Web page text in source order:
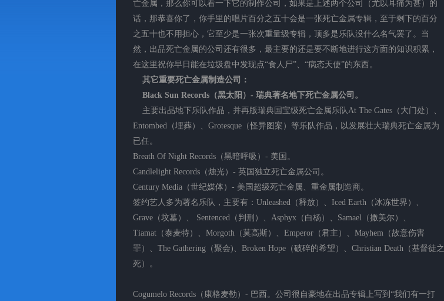
亡金属，那么你可以看一下它的制作公司，如果是上述两个公司（尤以耳痛为甚）的
话，那恭喜你了，你手里的唱片百分之五十会是一张死亡金属专辑，至于剩下的百分
之五十也不用担心，它至少是一张次重量级专辑，顶多是乐队没什么名气罢了。当
然，出品死亡金属的公司还有很多，最主要的还是要不断地进行这方面的知识积累，
在这里祝你早日能在垃圾盘中发现点“食人尸”、“病态天使”的东西。
其它重要死亡金属制造公司：
Black Sun Records（黑太阳）- 瑞典著名地下死亡金属公司。
主要出品地下乐队作品，并再版瑞典国宝级死亡金属乐队At The Gates（大门处）、
Entombed（埋葬）、Grotesque（怪异图案）等乐队作品，以发展壮大瑞典死亡金属为
已任。
Breath Of Night Records（黑暗呼吸）- 美国。
Candlelight Records（烛光）- 英国独立死亡金属公司。
Century Media（世纪媒体）- 美国超级死亡金属、重金属制造商。
签约艺人多为著名乐队，主要有：Unleashed（释放）、Iced Earth（冰冻世界）、
Grave（坟墓）、 Sentenced（判刑）、Asphyx（白杨）、Samael（撒美尔）、
Tiamat（泰麦特）、Morgoth（莫高斯）、Emperor（君主）、Mayhem（故意伤害
罪）、The Gathering（聚会)、Broken Hope（破碎的希望）、Christian Death（基督徒之
死）。
Cogumelo Records（康格麦勒）- 巴西。公司很自豪地在出品专辑上写到“我们有一打